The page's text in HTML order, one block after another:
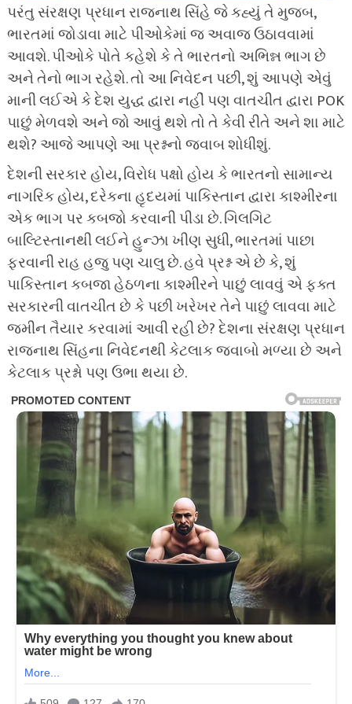
પરંતુ સંરક્ષણ પ્રધાન રાજનાથ સિંહે જે કહ્યું તે મુજબ,
ભારતમાં જોડાવા માટે પીઓકેમાં જ અવાજ ઉઠાવવામાં
આવશે. પીઓકે પોતે કહેશે કે તે ભારતનો અભિન્ન ભાગ છે
અને તેનો ભાગ રહેશે. તો આ નિવેદન પછી, શું આપણે એવું
માની લઈએ કે દેશ યુદ્ધ દ્વારા નહીં પણ વાતચીત દ્વારા POK
પાછું મેળવશે અને જો આવું થશે તો તે કેવી રીતે અને શા માટે
થશે? આજે આપણે આ પ્રશ્નનો જવાબ શોધીશું.
દેશની સરકાર હોય, વિરોધ પક્ષો હોય કે ભારતનો સામાન્ય
નાગરિક હોય, દરેકના હૃદયમાં પાકિસ્તાન દ્વારા કાશ્મીરના
એક ભાગ પર કબજો કરવાની પીડા છે. ગિલગિટ
બાલ્ટિસ્તાનથી લઈને હુન્ઝા ખીણ સુધી, ભારતમાં પાછા
ફરવાની રાહ હજુ પણ ચાલુ છે. હવે પ્રશ્ન એ છે કે, શું
પાકિસ્તાન કબજા હેઠળના કાશ્મીરને પાછું લાવવું એ ફક્ત
સરકારની વાતચીત છે કે પછી ખરેખર તેને પાછું લાવવા માટે
જમીન તૈયાર કરવામાં આવી રહી છે? દેશના સંરક્ષણ પ્રધાન
રાજનાથ સિંહના નિવેદનથી કેટલાક જવાબો મળ્યા છે અને
કેટલાક પ્રશ્નો પણ ઉભા થયા છે.